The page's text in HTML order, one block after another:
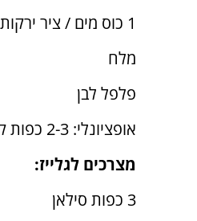
1 כוס מים / ציר ירקות
מלח
פלפל לבן
אופציונלי: 2-3 כפות קרם קוקוס / חלב שקדים לא ממותק
מצרכים לגלייז:
3 כפות סילאן